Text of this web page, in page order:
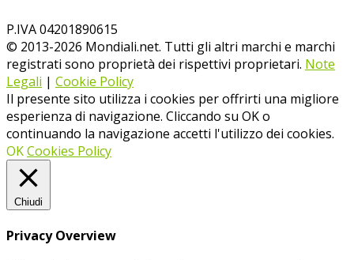
P.IVA 04201890615
© 2013-2026 Mondiali.net. Tutti gli altri marchi e marchi
registrati sono proprietà dei rispettivi proprietari. Note
Legali | Cookie Policy
Il presente sito utilizza i cookies per offrirti una migliore
esperienza di navigazione. Cliccando su OK o
continuando la navigazione accetti l'utilizzo dei cookies.
OKCookies Policy
Chiudi
Privacy Overview